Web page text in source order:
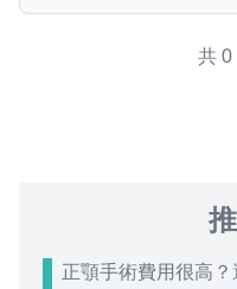
共 0
正顎手術費用很高